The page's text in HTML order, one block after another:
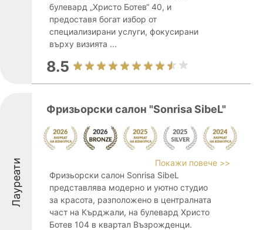
булевард „Христо Ботев“ 40, и
предоставя богат избор от
специализирани услуги, фокусирани
върху визията ...
8.5
Лауреати
Фризьорски салон "Sonrisa SibeL"
Покажи повече >>
Фризьорски салон Sonrisa SibeL
представлява модерно и уютно студио
за красота, разположено в централната
част на Кърджали, на булевард Христо
Ботев 104 в квартал Възрожденци.